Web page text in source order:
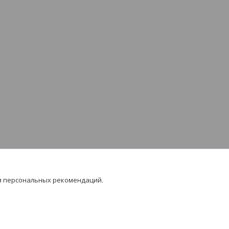
персональных рекомендаций.